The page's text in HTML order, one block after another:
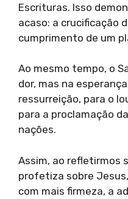
Escrituras. Isso
acaso: a crucificação
cumprimento de um
Ao mesmo tempo, o
dor, mas na
ressurreição, para o
para a proclamação
nações.
Assim, ao refletirmos
profetiza sobre
com mais firmeza, a